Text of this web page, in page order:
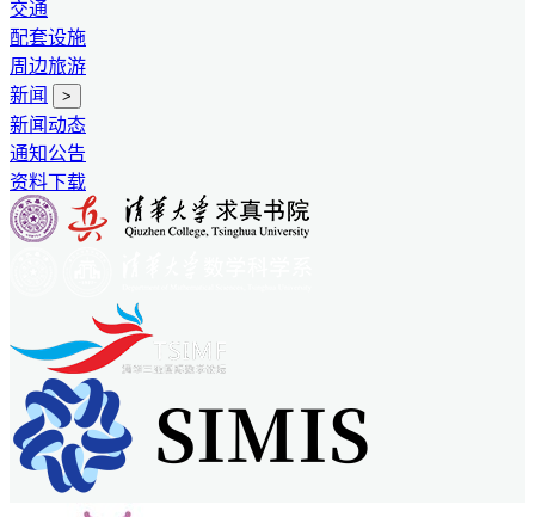
交通
配套设施
周边旅游
新闻
>
新闻动态
通知公告
资料下载